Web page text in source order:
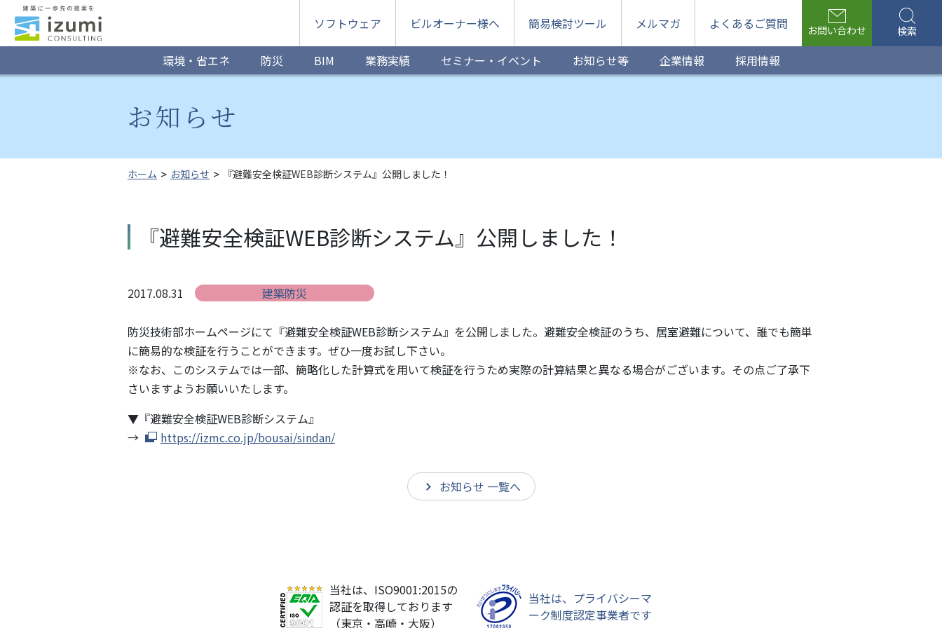
グ
ロ
ー
ソフトウェア ビルオーナー様へ 簡易検討ツール メルマガ よくあるご質問 お問い合わせ 検索
環境・省エネ 防災 BIM 業務実績 セミナー・イベント お知らせ等 企業情報 採用情報
お知らせ
ホーム お知らせ 『避難安全検証WEB診断システム』公開しました！
『避難安全検証WEB診断システム』公開しました！
2017.08.31 建築防災
防災技術部ホームページにて『避難安全検証WEB診断システム』を公開しました。避難安全検証のうち、居室避難について、誰でも簡単
に簡易的な検証を行うことができます。ぜひ一度お試し下さい。
※なお、このシステムでは一部、簡略化した計算式を用いて検証を行うため実際の計算結果と異なる場合がございます。その点ご了承下
さいますようお願いいたします。
▼『避難安全検証WEB診断システム』
→
https://izmc.co.jp/bousai/sindan/
お知らせ 一覧へ
当社は、ISO9001:2015の
認証を取得しております
（東京・高崎・大阪）
当社は、プライバシーマ
ーク制度認定事業者です